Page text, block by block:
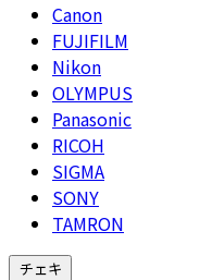
Canon
FUJIFILM
Nikon
OLYMPUS
Panasonic
RICOH
SIGMA
SONY
TAMRON
チェキ